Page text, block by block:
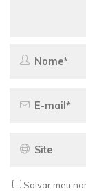
Salvar meu